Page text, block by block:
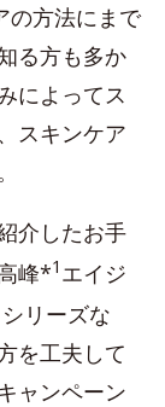
の方法にまで
る方も多か
によってス
スキンケア
介したお手
峰*1 エイジ
リーズな
を工夫して
ャンペーン